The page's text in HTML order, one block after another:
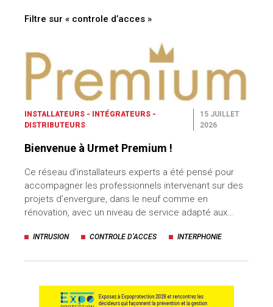
Filtre sur « controle d’acces »
INSTALLATEURS - INTÉGRATEURS -
DISTRIBUTEURS
15 JUILLET
2026
Bienvenue à Urmet Premium !
Ce réseau d’installateurs experts a été pensé pour
accompagner les professionnels intervenant sur des
projets d’envergure, dans le neuf comme en
rénovation, avec un niveau de service adapté aux…
INTRUSION CONTROLE D’ACCES INTERPHONIE